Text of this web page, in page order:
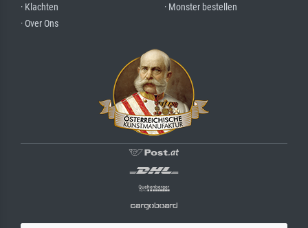
· Klachten
· Over Ons
· Monster bestellen